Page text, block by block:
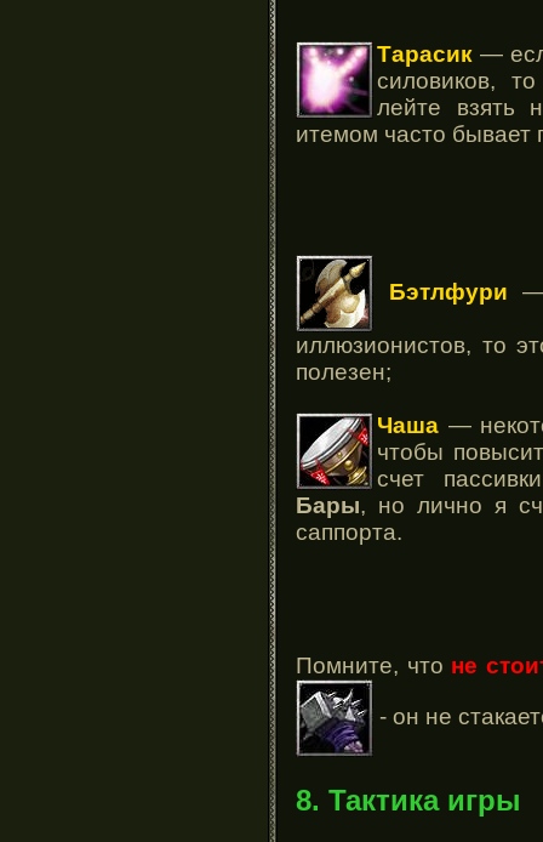
Тарасик —
силовиков,
лейте взять
итемом часто бывает
Бэтлфури —
иллюзионистов, то
полезен;
Чаша —
чтобы
счет
Бары, но лично я
саппорта.
Помните, что не
- он не
8. Тактика игры